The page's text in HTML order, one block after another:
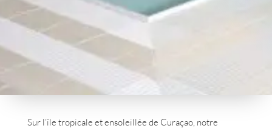
Sur l’île tropicale et ensoleillée de Curaçao, notre